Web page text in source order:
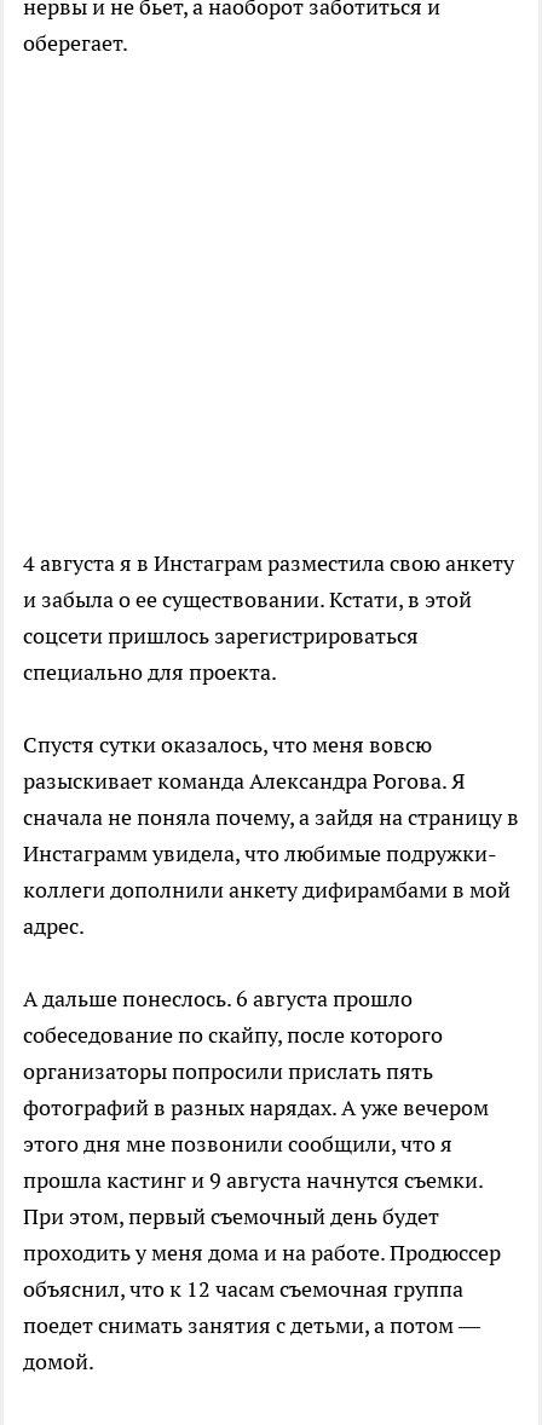
нервы и не бьет, а наоборот заботиться и
оберегает.
4 августа я в Инстаграм разместила свою анкету
и забыла о ее существовании. Кстати, в этой
соцсети пришлось зарегистрироваться
специально для проекта.
Спустя сутки оказалось, что меня вовсю
разыскивает команда Александра Рогова. Я
сначала не поняла почему, а зайдя на страницу в
Инстаграмм увидела, что любимые подружки-
коллеги дополнили анкету дифирамбами в мой
адрес.
А дальше понеслось. 6 августа прошло
собеседование по скайпу, после которого
организаторы попросили прислать пять
фотографий в разных нарядах. А уже вечером
этого дня мне позвонили сообщили, что я
прошла кастинг и 9 августа начнутся съемки.
При этом, первый съемочный день будет
проходить у меня дома и на работе. Продюссер
объяснил, что к 12 часам съемочная группа
поедет снимать занятия с детьми, а потом —
домой.